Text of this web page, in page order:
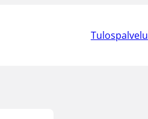
Tulospalvelu